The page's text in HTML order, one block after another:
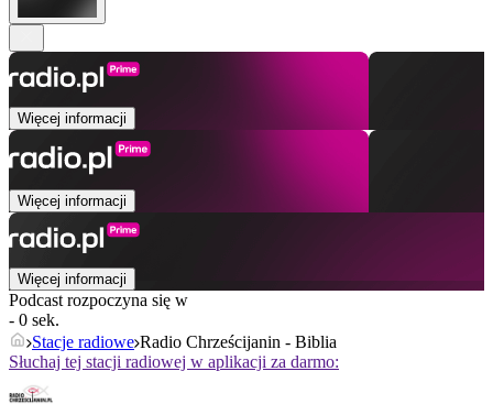
Więcej informacji
Więcej informacji
Więcej informacji
Podcast rozpoczyna się w
- 0 sek.
Stacje radiowe Radio Chrześcijanin - Biblia
Słuchaj tej stacji radiowej w aplikacji za darmo: